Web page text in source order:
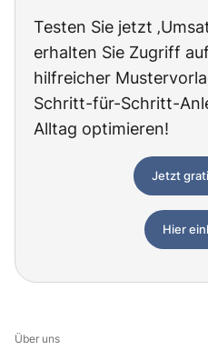
Testen Sie jetzt
erhalten Sie Zugriff
hilfreicher
Schritt-für-Schritt-
Alltag optimieren!
Jetzt
Hier
Über uns